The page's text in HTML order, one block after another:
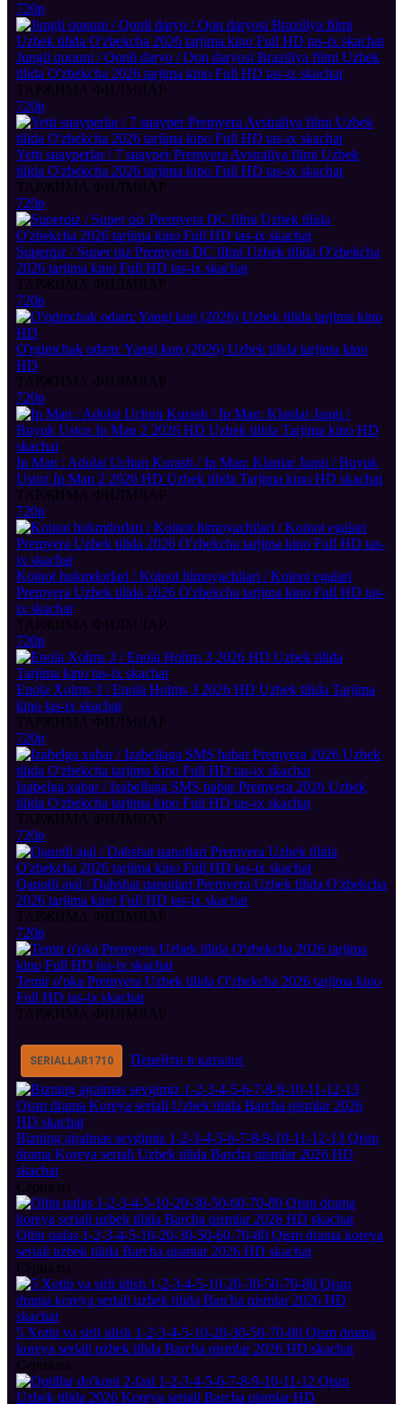
720p
Jungli qonuni / Qonli daryo / Qon daryosi Braziliya filmi Uzbek
tilida O'zbekcha 2026 tarjima kino Full HD tas-ix skachat
ТАРЖИМА ФИЛМЛАР
720p
Yetti snayperlar / 7 snayper Premyera Avstraliya filmi Uzbek
tilida O'zbekcha 2026 tarjima kino Full HD tas-ix skachat
ТАРЖИМА ФИЛМЛАР
720p
Superqiz / Super qiz Premyera DC filmi Uzbek tilida O'zbekcha
2026 tarjima kino Full HD tas-ix skachat
ТАРЖИМА ФИЛМЛАР
720p
O'rgimchak odam: Yangi kun (2026) Uzbek tilida tarjima kino
HD
ТАРЖИМА ФИЛМЛАР
720p
Ip Man : Adolat Uchun Kurash / Ip Man: Klanlar Jangi / Buyuk
Ustoz Ip Man 2 2026 HD Uzbek tilida Tarjima kino HD skachat
ТАРЖИМА ФИЛМЛАР
720p
Koinot hukmdorlari / Koinot himoyachilari / Koinot egalari
Premyera Uzbek tilida 2026 O'zbekcha tarjima kino Full HD tas-
ix skachat
ТАРЖИМА ФИЛМЛАР
720p
Enola Xolms 3 / Enola Holms 3 2026 HD Uzbek tilida Tarjima
kino tas-ix skachat
ТАРЖИМА ФИЛМЛАР
720p
Izabelga xabar / Izabellaga SMS habar Premyera 2026 Uzbek
tilida O'zbekcha tarjima kino Full HD tas-ix skachat
ТАРЖИМА ФИЛМЛАР
720p
Qanotli ajal / Dahshat qanotlari Premyera Uzbek tilida O'zbekcha
2026 tarjima kino Full HD tas-ix skachat
ТАРЖИМА ФИЛМЛАР
720p
Temir o'pka Premyera Uzbek tilida O'zbekcha 2026 tarjima kino
Full HD tas-ix skachat
ТАРЖИМА ФИЛМЛАР
SERIALLAR1710 Перейти в каталог
Bizning ajralmas sevgimiz 1-2-3-4-5-6-7-8-9-10-11-12-13 Qism
drama Koreya seriali Uzbek tilida Barcha qismlar 2026 HD
skachat
Сериалы
Oltin qafas 1-2-3-4-5-10-20-30-50-60-70-80 Qism drama koreya
seriali uzbek tilida Barcha qismlar 2026 HD skachat
Сериалы
5 Xotin va sirli idish 1-2-3-4-5-10-20-30-50-70-80 Qism drama
koreya seriali uzbek tilida Barcha qismlar 2026 HD skachat
Сериалы